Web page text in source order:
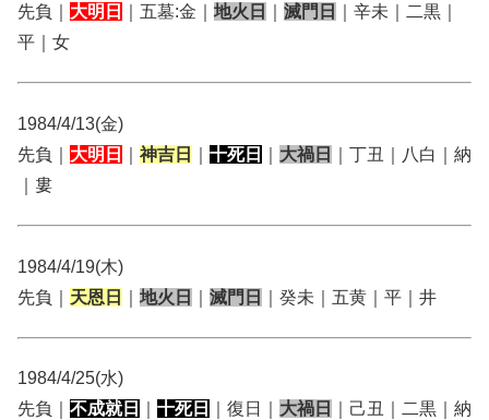
先負｜ 大明日 ｜五墓:金｜ 地火日 滅門日
｜辛未｜二黒｜
平｜女
1984/4/13(金)
先負｜ 大明日 神吉日 十死日 大禍日
｜丁丑｜八白｜納
｜婁
1984/4/19(木)
先負｜ 天恩日 地火日 滅門日 ｜癸未｜五黄｜平｜井
1984/4/25(水)
先負｜ 不成就日 十死日 ｜復日｜ 大禍日
｜己丑｜二黒｜納